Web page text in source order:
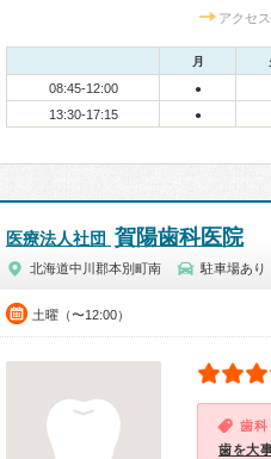
アクセ
月
08:45-12:00 ●
13:30-17:15 ●
医療法人社団 賀陽歯科医院
北海道中川郡本別町南 駐車場あり
土曜（〜12:00）
歯科
歯を大